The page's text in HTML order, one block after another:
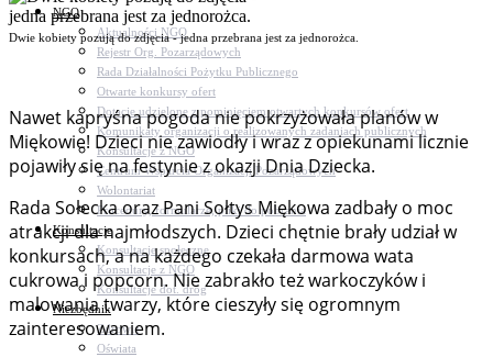
NGO
Aktualności NGO
Rejestr Org. Pozarządowych
Rada Działalności Pożytku Publicznego
Otwarte konkursy ofert
Dotacje udzielone z pominięciem otwartych konkursów ofert
Komunikaty organizacji o realizowanych zadaniach publicznych
Konsultacje z NGO
Centrum Wsparcia Organizacji Pozarządowych
Wolontariat
Procedury, formularze, pliki do pobrania
Konsultacje
Konsultacje społeczne
Konsultacje z NGO
Konsultacje dot. dróg
Niezbędnik
Zdrowie
Oświata
Dwie kobiety pozują do zdjęcia - jedna przebrana jest za jednorożca.
Nawet kapryśna pogoda nie pokrzyżowała planów w
Miękowie! Dzieci nie zawiodły i wraz z opiekunami licznie
pojawiły się na festynie z okazji Dnia Dziecka.
Rada Sołecka oraz Pani Sołtys Miękowa zadbały o moc
atrakcji dla najmłodszych. Dzieci chętnie brały udział w
konkursach, a na każdego czekała darmowa wata
cukrowa i popcorn. Nie zabrakło też warkoczyków i
malowania twarzy, które cieszyły się ogromnym
zainteresowaniem.